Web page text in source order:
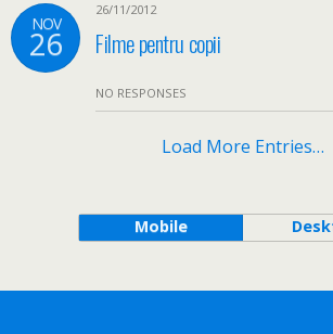
NOV
26
26/11/2012
Filme pentru copii
NO RESPONSES
Load More Entries…
Mobile